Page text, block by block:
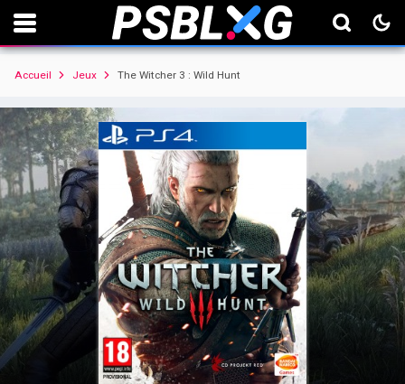
Accueil Jeux The Witcher 3 : Wild Hunt